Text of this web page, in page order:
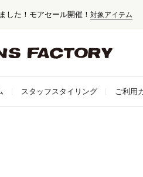
した！モアセール開催！ 対象アイテム
料！
ト。さらに詳しく
スタッフスタイリング ご利用